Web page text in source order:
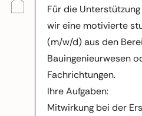
Für die
wir eine motivierte
(m/w/d) aus den
Bauingenieurwesen
Fachrichtungen.
Ihre Aufgaben:
Mitwirkung bei der